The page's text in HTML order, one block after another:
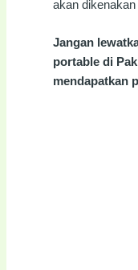
akan dikenakan
Jangan
portable di
mendapatkan